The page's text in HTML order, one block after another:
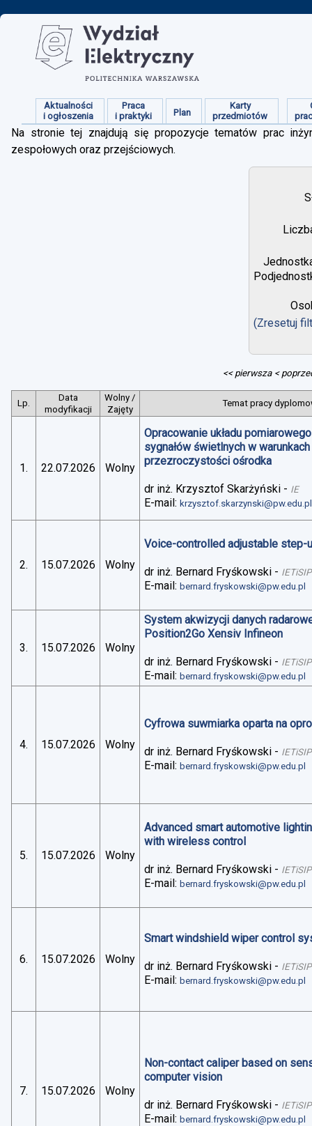
Aktualności
i ogłoszenia
Praca
i praktyki
Plan
Karty
przedmiotów
Na stronie tej znajdują się propozycje tematów prac
zespołowych oraz przejściowych.
(Zresetuj
<< pierwsza <
Lp.
Data
modyfikacji
Wolny /
Zajęty
Temat pracy
1. 22.07.2026 Wolny
Opracowanie układu
sygnałów świetlnych w
przezroczystości ośrodka
dr inż. Krzysztof Skarżyński - IE
E-mail:krzysztof.skarzynski@pw.edu.pl
2. 15.07.2026 Wolny
Voice-controlled adjustable step-
dr inż. Bernard Fryśkowski - IETiSIP
E-mail:bernard.fryskowski@pw.edu.pl
3. 15.07.2026 Wolny
System akwizycji danych
Position2Go Xensiv Infineon
dr inż. Bernard Fryśkowski - IETiSIP
E-mail:bernard.fryskowski@pw.edu.pl
4. 15.07.2026 Wolny
Cyfrowa suwmiarka oparta na
dr inż. Bernard Fryśkowski - IETiSIP
E-mail:bernard.fryskowski@pw.edu.pl
5. 15.07.2026 Wolny
Advanced smart automotive
with wireless control
dr inż. Bernard Fryśkowski - IETiSIP
E-mail:bernard.fryskowski@pw.edu.pl
6. 15.07.2026 Wolny
Smart windshield wiper control
dr inż. Bernard Fryśkowski - IETiSIP
E-mail:bernard.fryskowski@pw.edu.pl
7. 15.07.2026 Wolny
Non-contact caliper based on
computer vision
dr inż. Bernard Fryśkowski - IETiSIP
E-mail:bernard.fryskowski@pw.edu.pl